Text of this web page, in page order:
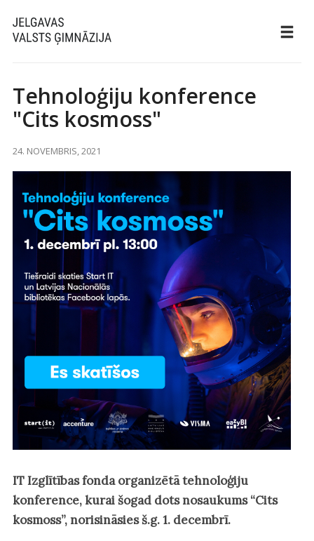
Tehnoloģiju konference
"Cits kosmoss"
24. NOVEMBRIS, 2021
IT Izglītības fonda organizētā tehnoloģiju
konference, kurai šogad dots nosaukums “Cits
kosmoss”, norisināsies š.g. 1. decembrī.